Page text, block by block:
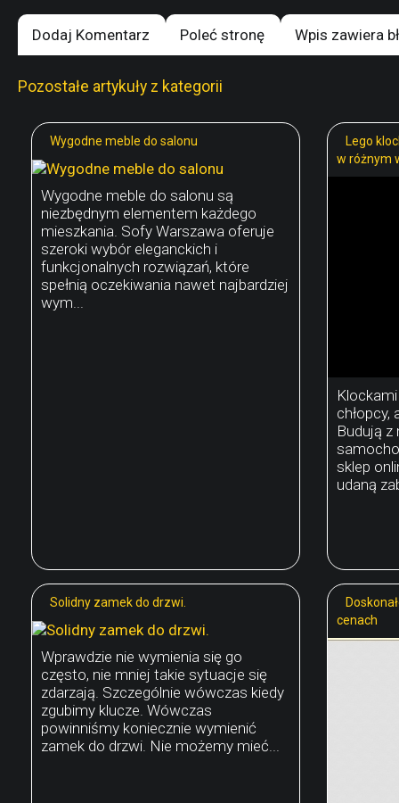
Dodaj Komentarz Poleć stronę Wpis zawiera
Pozostałe artykuły z kategorii
Wygodne meble do salonu
Wygodne meble do salonu są
niezbędnym elementem każdego
mieszkania. Sofy Warszawa oferuje
szeroki wybór eleganckich i
funkcjonalnych rozwiązań, które
spełnią oczekiwania nawet najbardziej
wym...
Lego
w różnym
chłopcy,
Budują z
sklep
udaną
Solidny zamek do drzwi.
Wprawdzie nie wymienia się go
często, nie mniej takie sytuacje się
zdarzają. Szczególnie wówczas kiedy
zgubimy klucze. Wówczas
powinniśmy koniecznie wymienić
zamek do drzwi. Nie możemy mieć...
cenach